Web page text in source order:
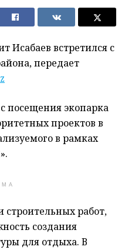
Исабаев встретился с
передает
посещения экопарка
проектов в
в рамках
работ,
создания
для отдыха. В